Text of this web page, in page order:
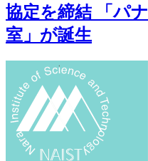
協定を締結 「パ
室」が誕生